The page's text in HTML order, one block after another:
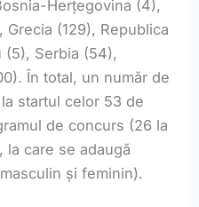
Herțegovina (4),
Grecia (129), Republica
(5), Serbia (54),
În total, un număr de
startul celor 53 de
de concurs (26 la
la care se adaugă
și feminin).